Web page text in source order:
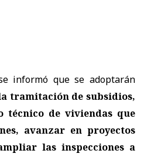
informó que se adoptarán
tramitación de subsidios,
de viviendas que
avanzar en proyectos
las inspecciones a